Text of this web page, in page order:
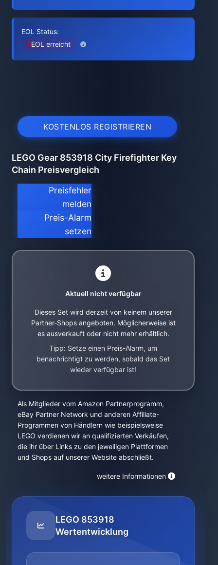
EOL Status:
EOL erreicht
KOSTENLOS REGISTRIEREN
LEGO Gear 853918 City Firefighter Key
Chain Preisvergleich
Preisfehler
melden
Preis-Alarm
setzen
Aktuell nicht verfügbar
Dieses Set wird derzeit von keinem unserer
Partner-Shops angeboten. Möglicherweise ist
es ausverkauft oder nicht mehr erhältlich.
Tipp: Setze einen Preis-Alarm, um
benachrichtigt zu werden, sobald das Set
wieder verfügbar ist!
Als Mitglieder vom Amazon Partnerprogramm,
eBay Partner Network und anderen Affiliate-
Programmen von Händlern wie beispielsweise
LEGO verdienen wir an qualifizierten Verkäufen,
die ihr über Links zu den jeweiligen Plattformen
und Shops auf unserer Website abschließt.
weitere Informationen
LEGO 853918
Wertentwicklung